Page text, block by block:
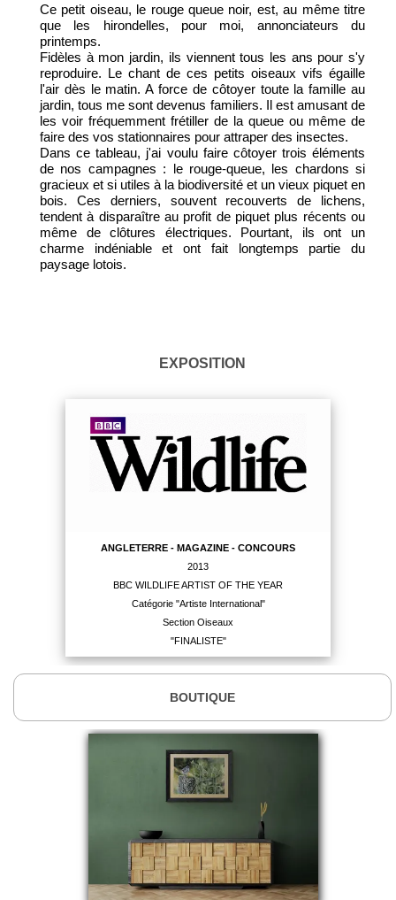
Ce petit oiseau, le rouge queue noir, est, au même titre
que les hirondelles, pour moi, annonciateurs du
printemps.
Fidèles à mon jardin, ils viennent tous les ans pour s'y
reproduire. Le chant de ces petits oiseaux vifs égaille
l'air dès le matin. A force de côtoyer toute la famille au
jardin, tous me sont devenus familiers. Il est amusant de
les voir fréquemment frétiller de la queue ou même de
faire des vos stationnaires pour attraper des insectes.
Dans ce tableau, j'ai voulu faire côtoyer trois éléments
de nos campagnes : le rouge-queue, les chardons si
gracieux et si utiles à la biodiversité et un vieux piquet en
bois. Ces derniers, souvent recouverts de lichens,
tendent à disparaître au profit de piquet plus récents ou
même de clôtures électriques. Pourtant, ils ont un
charme indéniable et ont fait longtemps partie du
paysage lotois.
EXPOSITION
ANGLETERRE - MAGAZINE - CONCOURS
2013
BBC WILDLIFE ARTIST OF THE YEAR
Catégorie "Artiste International"
Section Oiseaux
"FINALISTE"
BOUTIQUE